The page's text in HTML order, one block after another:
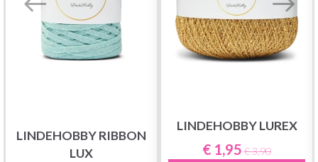
LINDEHOBBY RIBBON
LUX
LINDEHOBBY LUREX
€ 1,95 € 3,90